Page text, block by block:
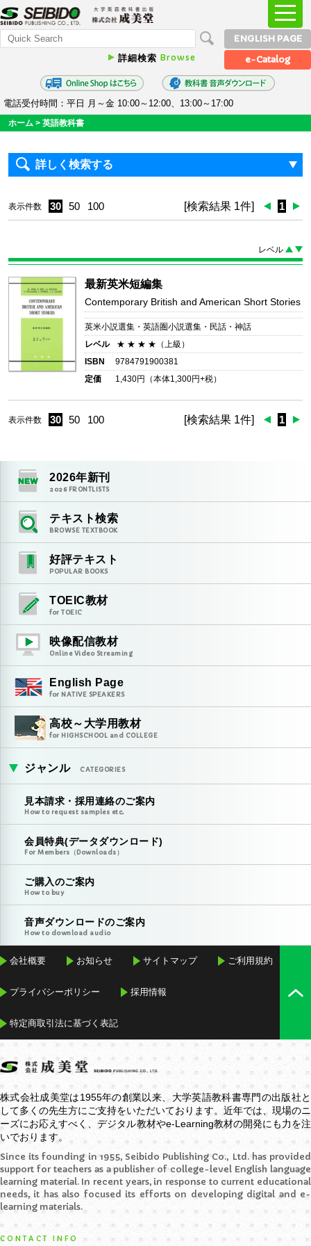
詳細検索 Browse
ENGLISH PAGE
e-Catalog
電話受付時間：平日 月～金 10:00～12:00、13:00～17:00
ホーム > 英語教科書
詳しく検索する
表示件数 30 50 100 [検索結果 1件] 1
レベル
最新英米短編集
Contemporary British and American Short Stories
英米小説選集・英語圏小説選集・民話・神話
レベル
★ ★ ★ ★（上級）
ISBN
9784791900381
定価
1,430円（本体1,300円+税）
表示件数 30 50 100 [検索結果 1件] 1
2026年新刊
2026FRONTLISTS
テキスト検索
BROWSE TEXTBOOK
好評テキスト
POPULAR BOOKS
TOEIC教材
for TOEIC
映像配信教材
Online Video Streaming
English Page
for NATIVE SPEAKERS
高校～大学用教材
for HIGHSCHOOL and COLLEGE
ジャンル CATEGORIES
見本請求・採用連絡のご案内
How to request samples etc.
会員特典(データダウンロード)
For Members（Downloads）
ご購入のご案内
How to buy
音声ダウンロードのご案内
How to download audio
会社概要 お知らせ サイトマップ ご利用規約
プライバシーポリシー 採用情報
特定商取引法に基づく表記
株式会社成美堂は1955年の創業以来、大学英語教科書専門の出版社と
して多くの先生方にご支持をいただいております。近年では、現場のニ
ーズにお応えすべく、デジタル教材やe-Learning教材の開発にも力を注
いでおります。
Since its founding in 1955, Seibido Publishing Co., Ltd. has provided
support for teachers as a publisher of college-level English language
learning material. In recent years, in response to current educational
needs, it has also focused its efforts on developing digital and e-
learning materials.
CONTACT INFO